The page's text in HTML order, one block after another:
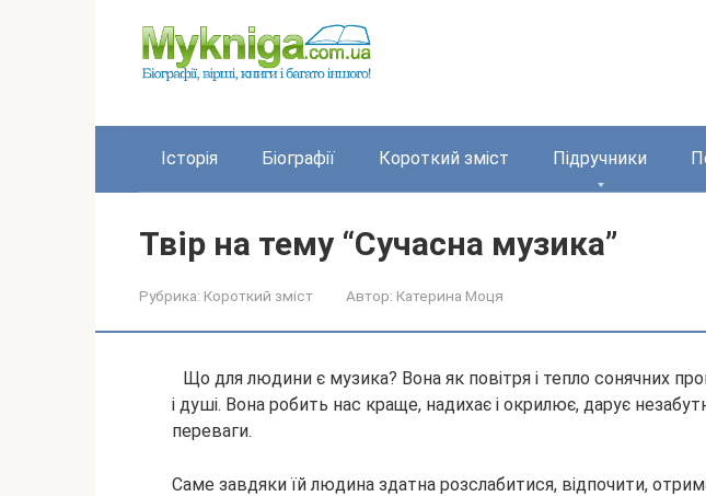
Історія Біографії Короткий зміст Підручники
Твір на тему “Сучасна музика”
Рубрика: Короткий зміст Автор: Катерина Моця
Що для людини є музика? Вона як повітря і тепло сонячних
і душі. Вона робить нас краще, надихає і окрилює, дарує
переваги.
Саме завдяки їй людина здатна розслабитися, відпочити,